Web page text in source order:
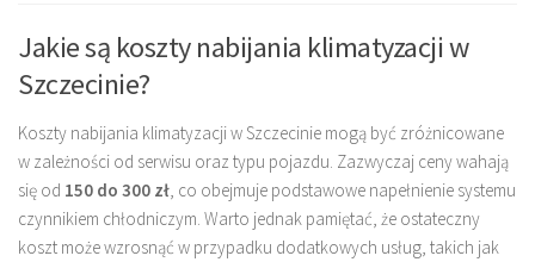
Jakie są koszty nabijania klimatyzacji w
Szczecinie?
Koszty nabijania klimatyzacji w Szczecinie mogą być zróżnicowane
w zależności od serwisu oraz typu pojazdu. Zazwyczaj ceny wahają
się od 150 do 300 zł , co obejmuje podstawowe napełnienie systemu
czynnikiem chłodniczym. Warto jednak pamiętać, że ostateczny
koszt może wzrosnąć w przypadku dodatkowych usług, takich jak